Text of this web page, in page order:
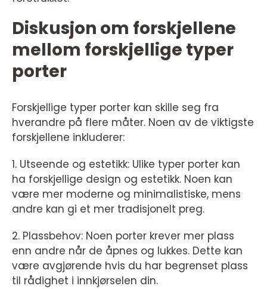
Diskusjon om forskjellene
mellom forskjellige typer
porter
Forskjellige typer porter kan skille seg fra
hverandre på flere måter. Noen av de viktigste
forskjellene inkluderer:
1. Utseende og estetikk: Ulike typer porter kan
ha forskjellige design og estetikk. Noen kan
være mer moderne og minimalistiske, mens
andre kan gi et mer tradisjonelt preg.
2. Plassbehov: Noen porter krever mer plass
enn andre når de åpnes og lukkes. Dette kan
være avgjørende hvis du har begrenset plass
til rådighet i innkjørselen din.